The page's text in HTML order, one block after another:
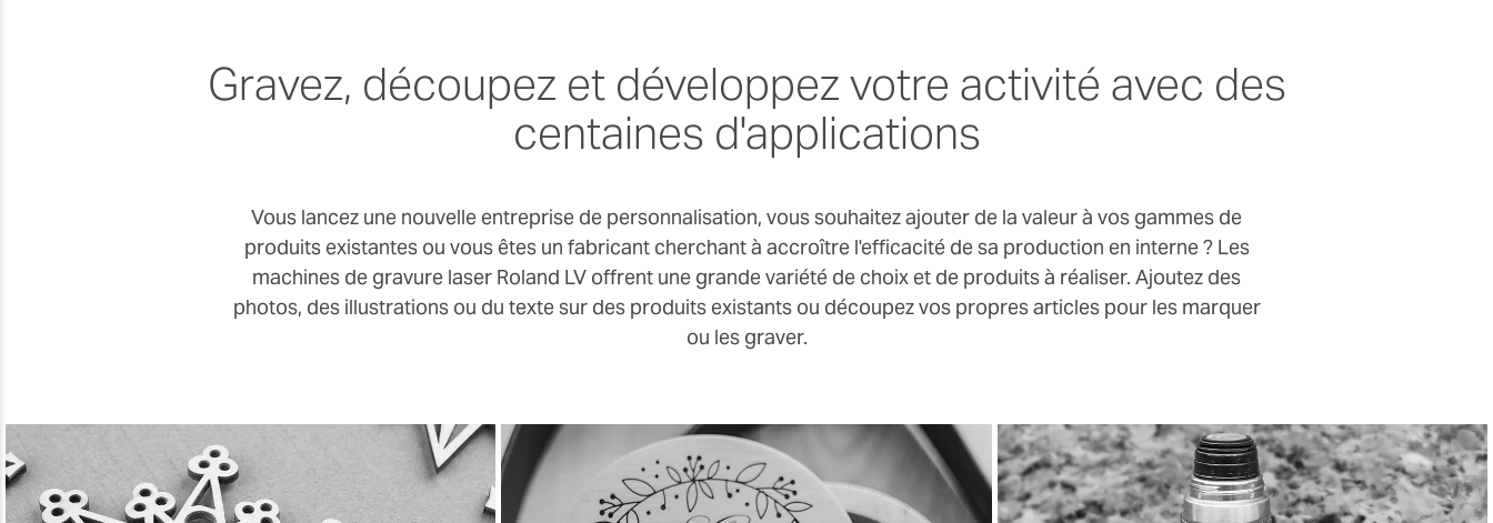
Gravez, découpez et développez votre activité avec des
centaines d'applications
Vous lancez une nouvelle entreprise de personnalisation, vous souhaitez ajouter de la valeur à vos gammes de
produits existantes ou vous êtes un fabricant cherchant à accroître l'efficacité de sa production en interne ? Les
machines de gravure laser Roland LV offrent une grande variété de choix et de produits à réaliser. Ajoutez des
photos, des illustrations ou du texte sur des produits existants ou découpez vos propres articles pour les marquer
ou les graver.